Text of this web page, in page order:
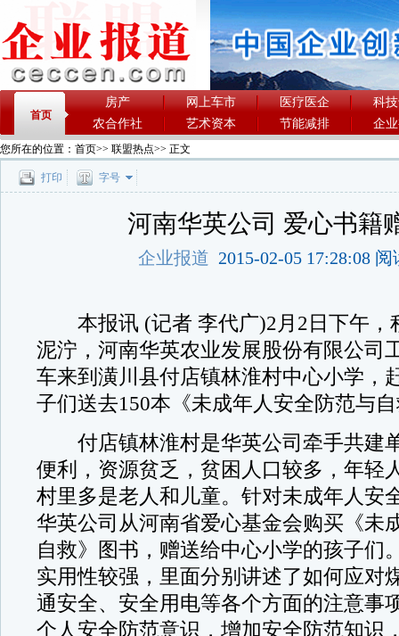
首页
房产 网上车市 医疗医企
科
农合作社
艺术资本 节能减排 企
您所在的位置： 首页>> 联盟热点>> 正文
打印 字号
河南华英公司 爱心书籍
企业报道 2015-02-05 17:28:08
本报讯 (记者 李代广)2月2日下午，
泥泞，河南华英农业发展股份有限公司
车来到潢川县付店镇林淮村中心小学，
子们送去150本《未成年人安全防范与
付店镇林淮村是华英公司牵手共建
便利，资源贫乏，贫困人口较多，年轻
村里多是老人和儿童。针对未成年人安
华英公司从河南省爱心基金会购买《未
自救》图书，赠送给中心小学的孩子们
实用性较强，里面分别讲述了如何应对
通安全、安全用电等各个方面的注意事
个人安全防范意识，增加安全防范知识